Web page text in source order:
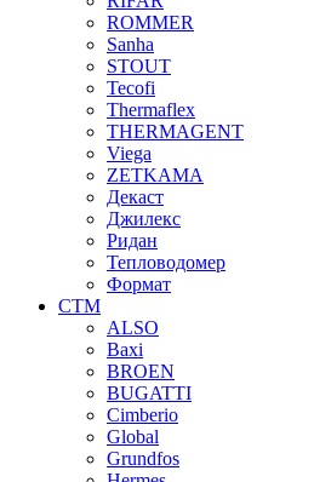
ROMMER
Sanha
STOUT
Tecofi
Thermaflex
THERMAGENT
Viega
ZETKAMA
Декаст
Джилекс
Ридан
Тепловодомер
Формат
СТМ
ALSO
Baxi
BROEN
BUGATTI
Cimberio
Global
Grundfos